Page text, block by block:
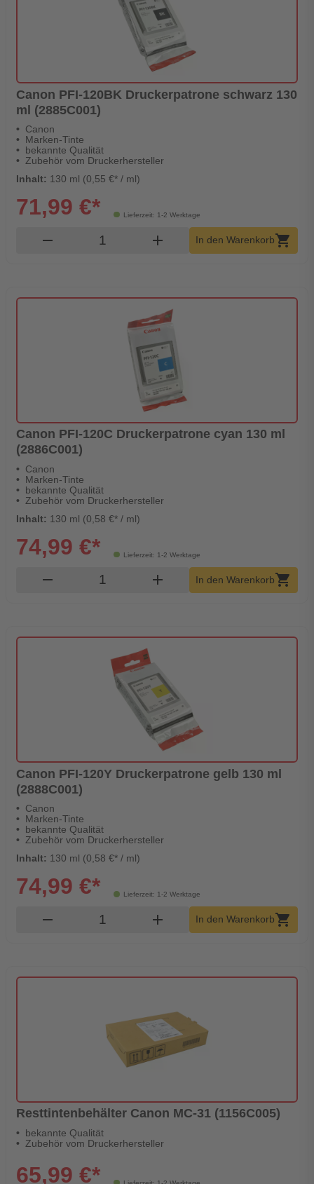
Canon PFI-120BK Druckerpatrone schwarz 130
ml (2885C001)
Canon
Marken-Tinte
bekannte Qualität
Zubehör vom Druckerhersteller
Inhalt: 130 ml (0,55 €* / ml)
Lieferzeit: 1-2 Werktage
71,99 €*
remove Produkt Warenkorb Menge
add In den Warenkorbshopping_cart
Canon PFI-120C Druckerpatrone cyan 130 ml
(2886C001)
Canon
Marken-Tinte
bekannte Qualität
Zubehör vom Druckerhersteller
Inhalt: 130 ml (0,58 €* / ml)
Lieferzeit: 1-2 Werktage
74,99 €*
remove Produkt Warenkorb Menge
add In den Warenkorbshopping_cart
Canon PFI-120Y Druckerpatrone gelb 130 ml
(2888C001)
Canon
Marken-Tinte
bekannte Qualität
Zubehör vom Druckerhersteller
Inhalt: 130 ml (0,58 €* / ml)
Lieferzeit: 1-2 Werktage
74,99 €*
remove Produkt Warenkorb Menge
add In den Warenkorbshopping_cart
Resttintenbehälter Canon MC-31 (1156C005)
bekannte Qualität
Zubehör vom Druckerhersteller
65,99 €*